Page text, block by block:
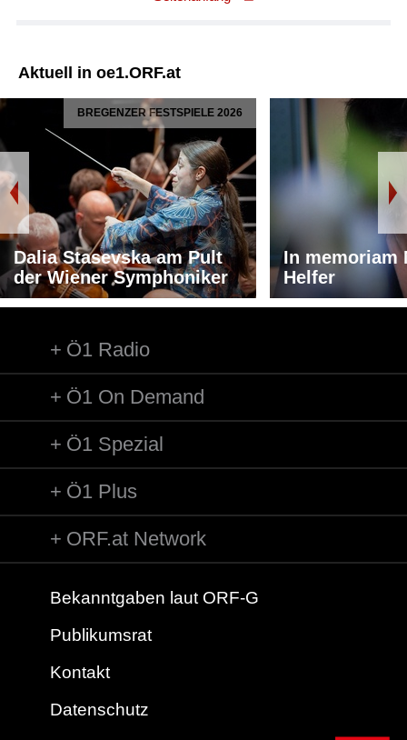
Aktuell in oe1.ORF.at
BREGENZER FESTSPIELE 2026
Dalia Stasevska am Pult
der Wiener Symphoniker
In memoriam
Helfer
Ö1 Radio
Ö1 On Demand
Ö1 Spezial
Ö1 Plus
ORF.at Network
Bekanntgaben laut ORF-G
Publikumsrat
Kontakt
Datenschutz